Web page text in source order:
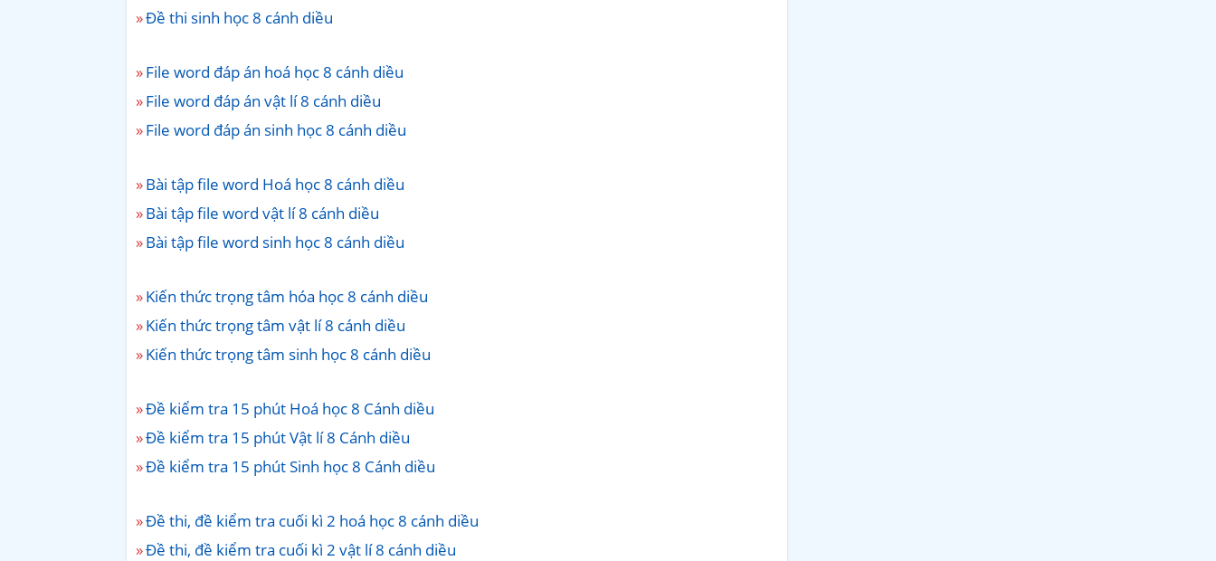
Đề thi sinh học 8 cánh diều
File word đáp án hoá học 8 cánh diều
File word đáp án vật lí 8 cánh diều
File word đáp án sinh học 8 cánh diều
Bài tập file word Hoá học 8 cánh diều
Bài tập file word vật lí 8 cánh diều
Bài tập file word sinh học 8 cánh diều
Kiến thức trọng tâm hóa học 8 cánh diều
Kiến thức trọng tâm vật lí 8 cánh diều
Kiến thức trọng tâm sinh học 8 cánh diều
Đề kiểm tra 15 phút Hoá học 8 Cánh diều
Đề kiểm tra 15 phút Vật lí 8 Cánh diều
Đề kiểm tra 15 phút Sinh học 8 Cánh diều
Đề thi, đề kiểm tra cuối kì 2 hoá học 8 cánh diều
Đề thi, đề kiểm tra cuối kì 2 vật lí 8 cánh diều